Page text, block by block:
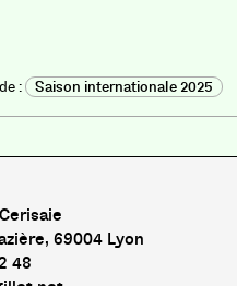
Saison internationale 2025
69004 Lyon
48